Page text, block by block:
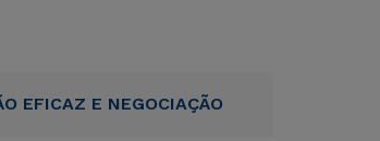
EFICAZ E NEGOCIAÇÃO